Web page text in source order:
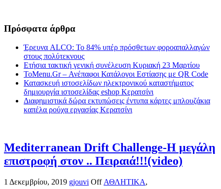
Πρόσφατα άρθρα
Έρευνα ALCO: Το 84% υπέρ πρόσθετων φοροαπαλλαγών
στους πολύτεκνους
Ετήσια τακτική γενική συνέλευση Κυριακή 23 Μαρτίου
ToMenu.Gr – Ανέπαφοι Κατάλογοι Εστίασης με QR Code
Κατασκευή ιστοσελίδων ηλεκτρονικού καταστήματος
δημιουργία ιστοσελίδας eshop Κερατσίνι
Διαφημιστικά δώρα εκτυπώσεις έντυπα κάρτες μπλουζάκια
καπέλα ρούχα εργασίας Κερατσίνι
Mediterranean Drift Challenge-Η μεγάλη
επιστροφή στον .. Πειραιά!!!(video)
1 Δεκεμβρίου, 2019 gjouvi Off ΑΘΛΗΤΙΚΑ,